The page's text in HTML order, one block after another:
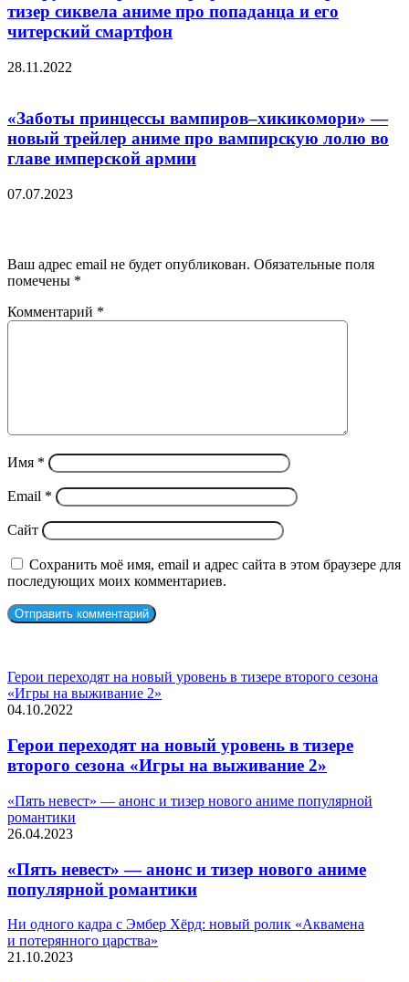
тизер сиквела аниме про попаданца и его
читерский смартфон
28.11.2022
«Заботы принцессы вампиров–хикикомори» —
новый трейлер аниме про вампирскую лолю во
главе имперской армии
07.07.2023
Ваш адрес email не будет опубликован. Обязательные поля
помечены *
Комментарий *
Имя *
Email *
Сайт
Сохранить моё имя, email и адрес сайта в этом браузере для
последующих моих комментариев.
Герои переходят на новый уровень в тизере второго сезона
«Игры на выживание 2»
04.10.2022
Герои переходят на новый уровень в тизере
второго сезона «Игры на выживание 2»
«Пять невест» — анонс и тизер нового аниме популярной
романтики
26.04.2023
«Пять невест» — анонс и тизер нового аниме
популярной романтики
Ни одного кадра с Эмбер Хёрд: новый ролик «Аквамена
и потерянного царства»
21.10.2023